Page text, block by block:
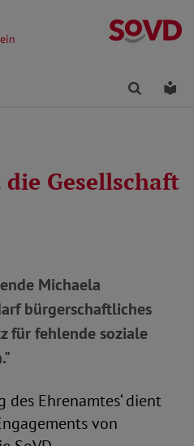
Finden
Gesellschaft
Michaela
bürgerschaftliches
für fehlende soziale
des Ehrenamtes‘ dient
von